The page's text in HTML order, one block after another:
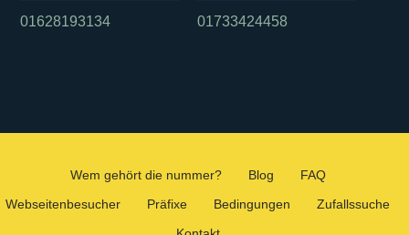
01628193134 01733424458
Wem gehört die nummer? Blog
FAQ
Webseitenbesucher
Präfixe Bedingungen
Zufallssuche